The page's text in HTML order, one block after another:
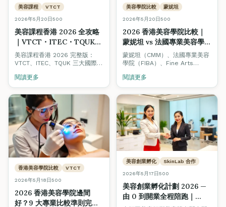
美容課程 VTCT
2026年5月20日500
美容課程香港 2026 全攻略
｜VTCT・ITEC・TQUK
證書文憑比較、學費、美容
師人工
美容課程香港 2026 完整版：
VTCT、ITEC、TQUK 三大國際認
師人工幾多？一次過解答，附 8
大揀學校要點同 10 條 FAQ。
閱讀更多
美容學院比較 蒙妮坦
2026年5月20日500
2026 香港美容學院比較｜
蒙妮坦 vs 法國專業美容學院
FIBA vs Fine Arts
Academy：認證、課程、就
業、創業生態全方位對照
蒙妮坦（CMM）、法國專業美容
學院（FIBA）、Fine Arts
間都係香港有歷史嘅美容培訓機
構，但定位、強項、配套生態大
不同。本文中立比較三者嘅認證
體系、課程深度、學費、就業支
援，並解釋點解 Fine Arts 同時
搞 Beauty Stars 美容院認證、
Job Board 美業招聘平台同創業
孵化計劃 — 因為我哋相信整個行
業要一齊升級。
閱讀更多
香港美容學院比較 VTCT
2026年5月18日500
2026 香港美容學院邊間
好？9 大專業比較準則完整
美容創業孵化 SkinLab 合作
2026年5月17日500
美容創業孵化計劃 2026 —
由 0 到開業全程陪跑｜